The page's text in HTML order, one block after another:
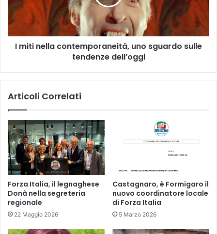
sguardo
sulle
tendenze
dell’oggi
I miti nella contemporaneità, uno sguardo sulle
tendenze dell’oggi
Articoli Correlati
Forza Italia, il legnaghese
Donà nella segreteria
regionale
22 Maggio 2026
Castagnaro, è Formigaro il
nuovo coordinatore locale
di Forza Italia
5 Marzo 2026